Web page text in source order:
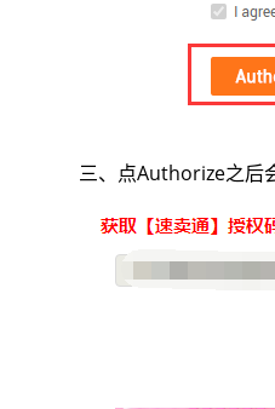
三、点Authorize之后